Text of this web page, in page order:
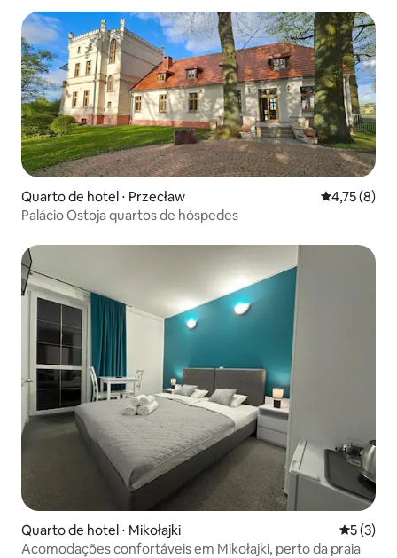
Quarto de hotel ⋅ Przecław 4,75 de
4,75 (8)
Palácio Ostoja quartos de hóspedes
Quarto de hotel ⋅ Mikołajki 5 de
5 (3)
Acomodações confortáveis em Mikołajki, perto da praia